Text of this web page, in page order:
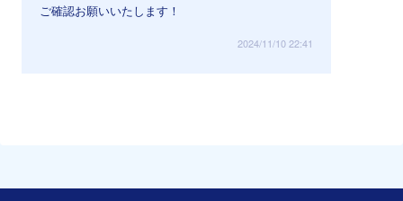
ご確認お願いいたします！
2024/11/10 22:41